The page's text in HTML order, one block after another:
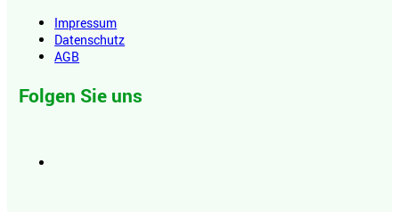
Impressum
Datenschutz
AGB
Folgen Sie uns